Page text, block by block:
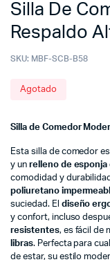
Silla De
Respaldo
SKU: MBF-SCB-B58
Agotado
Silla de Comedor
Esta silla de comedor
y un relleno de esponja
comodidad y
poliuretano
suciedad. El diseño
y confort, incluso
resistentes, es fácil de
libras. Perfecta para
de estar, su estilo